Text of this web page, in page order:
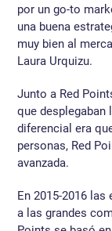
por un go-to
una buena
muy bien al
Laura Urquizu.
Junto a Red
que desplegaban
diferencial era
personas, Red
avanzada.
En 2015-2016
a las grandes